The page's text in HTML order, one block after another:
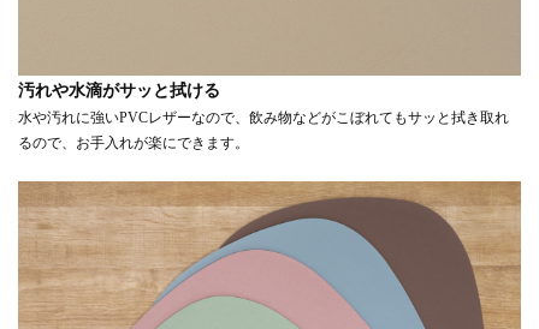
汚れや水滴がサッと拭ける
水や汚れに強いPVCレザーなので、飲み物などがこぼれてもサッと拭き取れ
るので、お手入れが楽にできます。